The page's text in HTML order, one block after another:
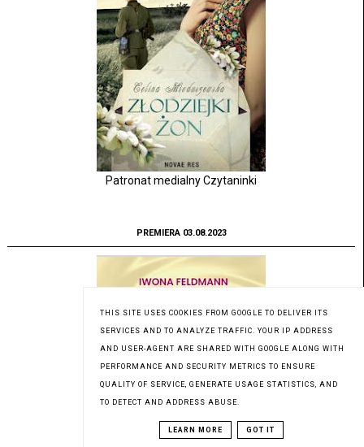
Patronat medialny Czytaninki
PREMIERA 03.08.2023
THIS SITE USES COOKIES FROM GOOGLE TO DELIVER ITS
SERVICES AND TO ANALYZE TRAFFIC. YOUR IP ADDRESS
AND USER-AGENT ARE SHARED WITH GOOGLE ALONG WITH
PERFORMANCE AND SECURITY METRICS TO ENSURE
QUALITY OF SERVICE, GENERATE USAGE STATISTICS, AND
TO DETECT AND ADDRESS ABUSE.
LEARN MORE GOT IT